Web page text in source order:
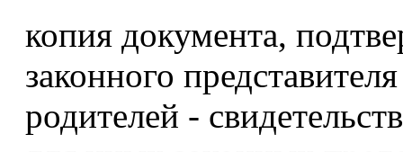
копия документа,
законного
родителей -